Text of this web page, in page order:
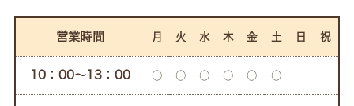
営業時間 月 火 水 木 金 土 日 祝
10：00〜13：00 ○ ○ ○ ○ ○ ○ － －